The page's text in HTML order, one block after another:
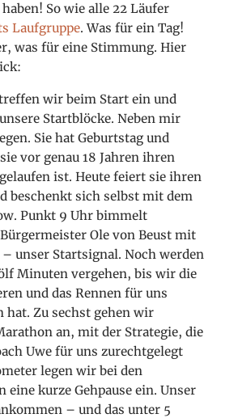
So wie alle 22 Läufer
Laufgruppe. Was für ein Tag!
was für eine Stimmung. Hier
wir beim Start ein und
Startblöcke. Neben mir
Sie hat Geburtstag und
vor genau 18 Jahren ihren
ist. Heute feiert sie ihren
beschenkt sich selbst mit dem
Punkt 9 Uhr bimmelt
Ole von Beust mit
unser Startsignal. Noch werden
Minuten vergehen, bis wir die
und das Rennen für uns
hat. Zu sechst gehen wir
an, mit der Strategie, die
Uwe für uns zurechtgelegt
legen wir bei den
eine kurze Gehpause ein. Unser
– und das unter 5